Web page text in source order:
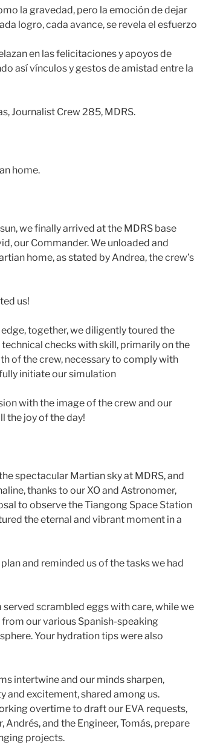
la gravedad, pero la emoción de dejar
logro, cada avance, se revela el esfuerzo
en las felicitaciones y apoyos de
así vínculos y gestos de amistad entre la
Journalist Crew 285, MDRS.
home.
we finally arrived at the MDRS base
our Commander. We unloaded and
home, as stated by Andrea, the crew’s
us!
together, we diligently toured the
checks with skill, primarily on the
of the crew, necessary to comply with
initiate our simulation
with the image of the crew and our
the joy of the day!
spectacular Martian sky at MDRS, and
thanks to our XO and Astronomer,
to observe the Tiangong Space Station
the eternal and vibrant moment in a
and reminded us of the tasks we had
scrambled eggs with care, while we
our various Spanish-speaking
Your hydration tips were also
intertwine and our minds sharpen,
and excitement, shared among us.
overtime to draft our EVA requests,
Andrés, and the Engineer, Tomás, prepare
projects.